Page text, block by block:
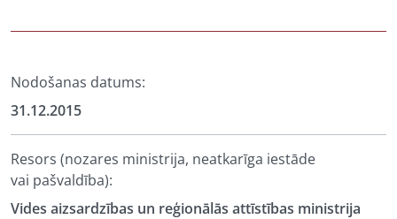
Nodošanas datums:
31.12.2015
Resors (nozares ministrija, neatkarīga iestāde
vai pašvaldība):
Vides aizsardzības un reģionālās attīstības ministrija